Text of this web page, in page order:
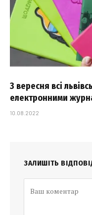
З вересня всі
електронними
10.08.2022
ЗАЛИШІТЬ